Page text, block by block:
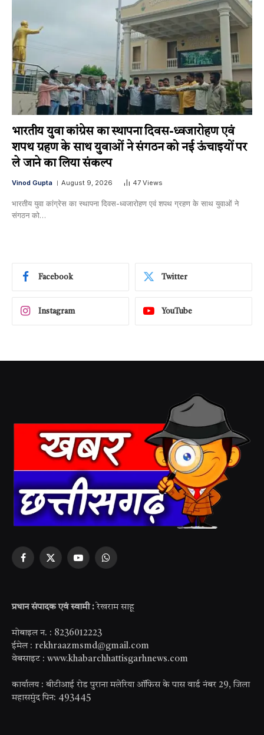
भारतीय युवा कांग्रेस का स्थापना दिवस-ध्वजारोहण एवं
शपथ ग्रहण के साथ युवाओं ने संगठन को नई ऊंचाइयों पर
ले जाने का लिया संकल्प
Vinod Gupta August 9, 2026 47 Views
भारतीय युवा कांग्रेस का स्थापना दिवस-ध्वजारोहण एवं शपथ ग्रहण के साथ युवाओं ने
संगठन को…
Facebook Twitter
Instagram YouTube
Facebook
X
YouTubeWhatsApp
प्रधान संपादक एवं स्वामी : रेखराम साहू
मोबाइल न. : 8236012223
ईमेल : rekhraazmsmd@gmail.com
वेबसाइट : www.khabarchhattisgarhnews.com
कार्यालय : बीटीआई रोड पुराना मलेरिया ऑफिस के पास वार्ड नंबर 29, जिला
महासमुंद पिन: 493445